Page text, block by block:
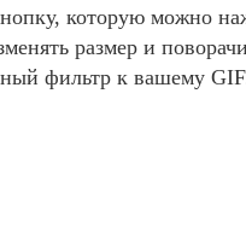
которую можно
размер и
фильтр к вашему